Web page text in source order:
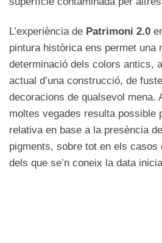
L’experiència de Patrimoni 2.0
pintura històrica ens permet una
determinació dels colors antics,
actual d’una construcció, de
decoracions de qualsevol mena.
moltes vegades resulta possible
relativa en base a la presència
pigments, sobre tot en els
dels que se’n coneix la data